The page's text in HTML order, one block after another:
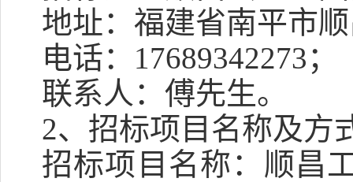
地址： 福建省南平市
电话： 17689342273；
联系人： 傅先生。
2、招标项目名称及方
招标项目名称： 顺昌